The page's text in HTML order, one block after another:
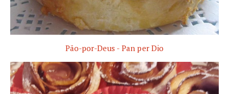
Pão-por-Deus - Pan per Dio